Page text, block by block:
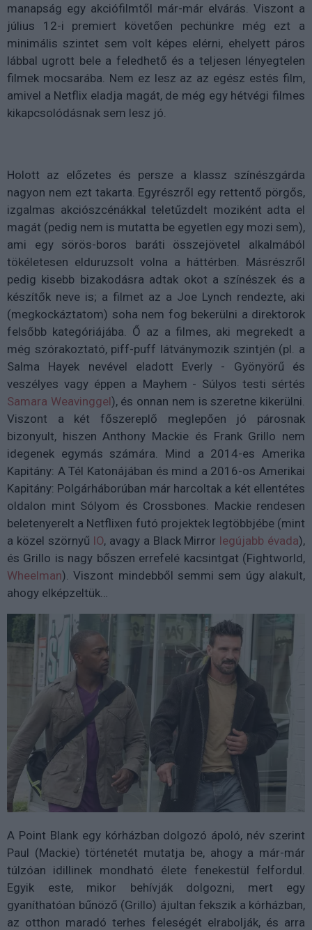
manapság egy akciófilmtől már-már elvárás. Viszont a
július 12-i premiert követően pechünkre még ezt a
minimális szintet sem volt képes elérni, ehelyett páros
lábbal ugrott bele a feledhető és a teljesen lényegtelen
filmek mocsarába. Nem ez lesz az az egész estés film,
amivel a Netflix eladja magát, de még egy hétvégi filmes
kikapcsolódásnak sem lesz jó.
Holott az előzetes és persze a klassz színészgárda
nagyon nem ezt takarta. Egyrészről egy rettentő pörgős,
izgalmas akciószcénákkal teletűzdelt moziként adta el
magát (pedig nem is mutatta be egyetlen egy mozi sem),
ami egy sörös-boros baráti összejövetel alkalmából
tökéletesen elduruzsolt volna a háttérben. Másrészről
pedig kisebb bizakodásra adtak okot a színészek és a
készítők neve is; a filmet az a Joe Lynch rendezte, aki
(megkockáztatom) soha nem fog bekerülni a direktorok
felsőbb kategóriájába. Ő az a filmes, aki megrekedt a
még szórakoztató, piff-puff látványmozik szintjén (pl. a
Salma Hayek nevével eladott Everly - Gyönyörű és
veszélyes vagy éppen a Mayhem - Súlyos testi sértés
Samara Weavinggel), és onnan nem is szeretne kikerülni.
Viszont a két főszereplő meglepően jó párosnak
bizonyult, hiszen Anthony Mackie és Frank Grillo nem
idegenek egymás számára. Mind a 2014-es Amerika
Kapitány: A Tél Katonájában és mind a 2016-os Amerikai
Kapitány: Polgárháborúban már harcoltak a két ellentétes
oldalon mint Sólyom és Crossbones. Mackie rendesen
beletenyerelt a Netflixen futó projektek legtöbbjébe (mint
a közel szörnyű IO, avagy a Black Mirror legújabb évada),
és Grillo is nagy bőszen errefelé kacsintgat (Fightworld,
Wheelman). Viszont mindebből semmi sem úgy alakult,
ahogy elképzeltük…
A Point Blank egy kórházban dolgozó ápoló, név szerint
Paul (Mackie) történetét mutatja be, ahogy a már-már
túlzóan idillinek mondható élete fenekestül felfordul.
Egyik este, mikor behívják dolgozni, mert egy
gyaníthatóan bűnöző (Grillo) ájultan fekszik a kórházban,
az otthon maradó terhes feleségét elrabolják, és arra